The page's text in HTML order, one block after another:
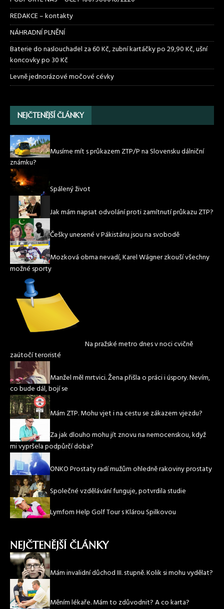
REDAKCE – kontakty
NÁHRADNÍ PLNĚNÍ
Baterie do naslouchadel za 60 Kč, zubní kartáčky po 29,90 Kč, ušní
koncovky po 30 Kč
Levně jednorázové močové cévky
NEJČTENĚJŠÍ ČLÁNKY
Musíme mít s průkazem ZTP/P na Slovensku dálniční
známku?
Spálený život
Jak mám napsat odvolání proti zamítnutí průkazu ZTP?
Češky unesené v Pákistánu jsou na svobodě
Mozková obrna nevadí, Karel Wágner zkouší všechny
možné sporty
Na pražské metro dnes v noci cvičně
zaútočí teroristé
Manžel měl mrtvici. Žena přišla o práci i úspory. Nevím,
co bude dál, bojí se
Mám ZTP. Mohu vjet i na cestu se zákazem vjezdu?
Za jak dlouho mohu jít znovu na nemocenskou, když
mi vypršela podpůrčí doba?
ONKO Prostaty radí mužům ohledně rakoviny prostaty
Společné vzdělávání funguje, potvrdila studie
Lymfom Help Golf Tour s Klárou Spilkovou
NEJČTENĚJŠÍ ČLÁNKY
Mám invalidní důchod III. stupně. Kolik si mohu vydělat?
Měním lékaře. Mám to zdůvodnit? A co karta?